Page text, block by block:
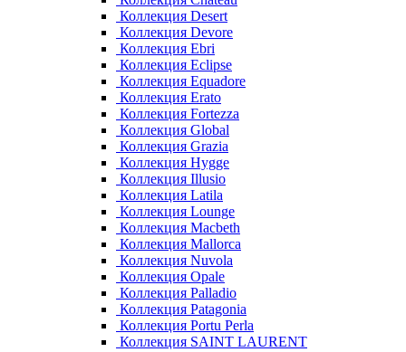
Коллекция Desert
Коллекция Devore
Коллекция Ebri
Коллекция Eclipse
Коллекция Equadore
Коллекция Erato
Коллекция Fortezza
Коллекция Global
Коллекция Grazia
Коллекция Hygge
Коллекция Illusio
Коллекция Latila
Коллекция Lounge
Коллекция Macbeth
Коллекция Mallorca
Коллекция Nuvola
Коллекция Opale
Коллекция Palladio
Коллекция Patagonia
Коллекция Portu Perla
Коллекция SAINT LAURENT